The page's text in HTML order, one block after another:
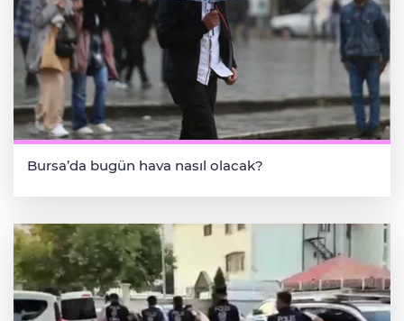
Bursa’da bugün hava nasıl olacak?